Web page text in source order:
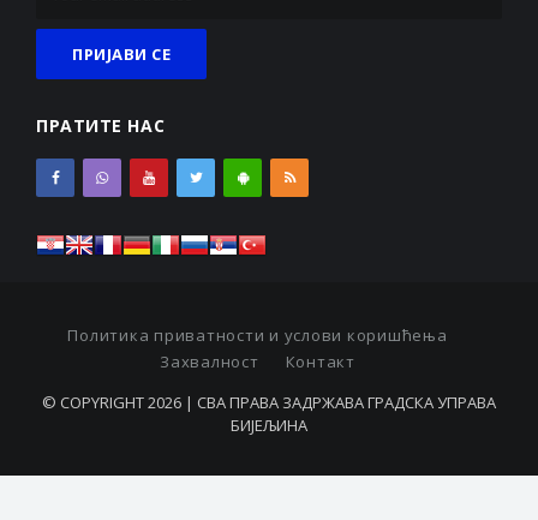
ПРАТИТЕ НАС
Политика приватности и услови коришћења
Захвалност
Контакт
© COPYRIGHT 2026 | СВА ПРАВА ЗАДРЖАВА ГРАДСКА УПРАВА
БИЈЕЉИНА